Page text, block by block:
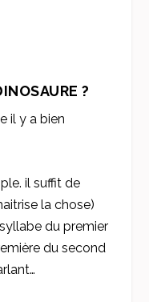
?
il y a bien
il suffit de
la chose)
du premier
du second